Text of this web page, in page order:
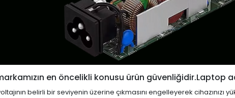
en öncelikli konusu ürün güvenliğidir.Laptop
belirli bir seviyenin üzerine çıkmasını engelleyerek cihazınızı